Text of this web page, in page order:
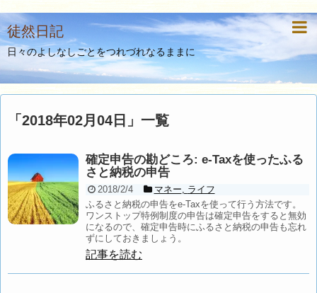
徒然日記
日々のよしなしごとをつれづれなるままに
「 2018年02月04日 」 一覧
確定申告の勘どころ: e-Taxを使ったふる
さと納税の申告
2018/2/4 マネー
ライフ
ふるさと納税の申告をe-Taxを使って行う方法です。
ワンストップ特例制度の申告は確定申告をすると無効
になるので、確定申告時にふるさと納税の申告も忘れ
ずにしておきましょう。
記事を読む